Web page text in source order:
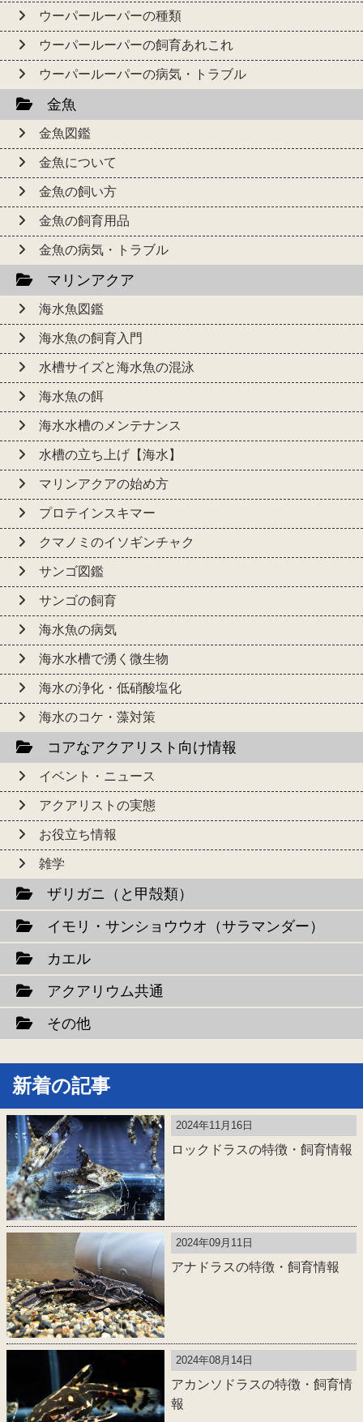
ウーパールーパーの種類
ウーパールーパーの飼育あれこれ
ウーパールーパーの病気・トラブル
金魚
金魚図鑑
金魚について
金魚の飼い方
金魚の飼育用品
金魚の病気・トラブル
マリンアクア
海水魚図鑑
海水魚の飼育入門
水槽サイズと海水魚の混泳
海水魚の餌
海水水槽のメンテナンス
水槽の立ち上げ【海水】
マリンアクアの始め方
プロテインスキマー
クマノミのイソギンチャク
サンゴ図鑑
サンゴの飼育
海水魚の病気
海水水槽で湧く微生物
海水の浄化・低硝酸塩化
海水のコケ・藻対策
コアなアクアリスト向け情報
イベント・ニュース
アクアリストの実態
お役立ち情報
雑学
ザリガニ（と甲殻類）
イモリ・サンショウウオ（サラマンダー）
カエル
アクアリウム共通
その他
新着の記事
2024年11月16日
ロックドラスの特徴・飼育情報
2024年09月11日
アナドラスの特徴・飼育情報
2024年08月14日
アカンソドラスの特徴・飼育情
報